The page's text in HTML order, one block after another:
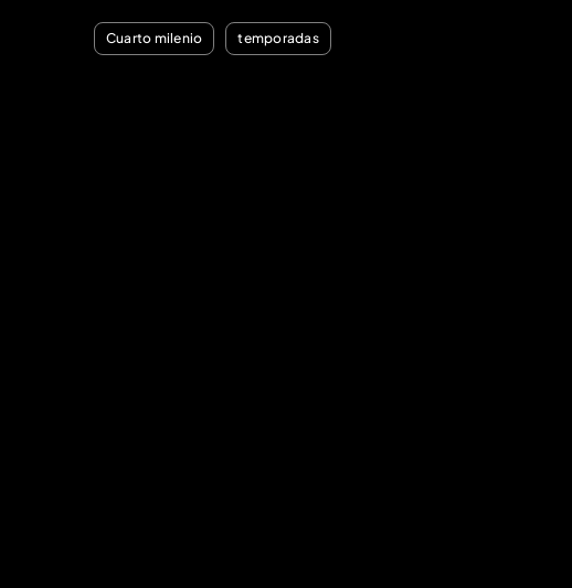
Cuarto milenio temporadas